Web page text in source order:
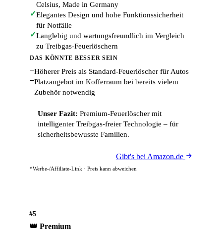
Celsius, Made in Germany
✓Elegantes Design und hohe Funktionssicherheit
für Notfälle
✓Langlebig und wartungsfreundlich im Vergleich
zu Treibgas-Feuerlöschern
DAS KÖNNTE BESSER SEIN
−Höherer Preis als Standard-Feuerlöscher für Autos
−Platzangebot im Kofferraum bei bereits vielem
Zubehör notwendig
Unser Fazit: Premium-Feuerlöscher mit
intelligenter Treibgas-freier Technologie – für
sicherheitsbewusste Familien.
Gibt's bei Amazon.de
*Werbe-/Affiliate-Link · Preis kann abweichen
#5
👑 Premium